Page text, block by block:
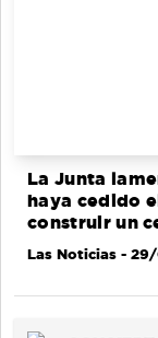
La Junta
haya cedido
construir un
Las Noticias - 29/